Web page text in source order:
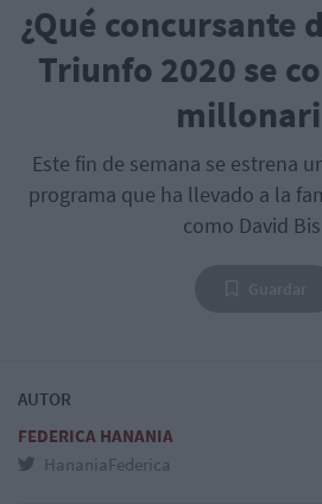
¿Qué concursante
Triunfo 2020 se
Este fin de semana se estrena
programa que ha llevado a la
como David
AUTOR
FEDERICA HANANIA
HananiaFederica